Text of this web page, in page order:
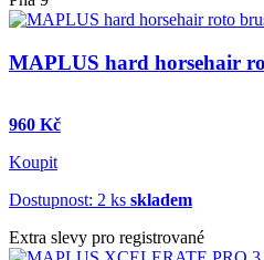
MAPLUS hard horsehair
960 Kč
Koupit
Dostupnost: 2 ks skladem
Extra slevy pro registrované